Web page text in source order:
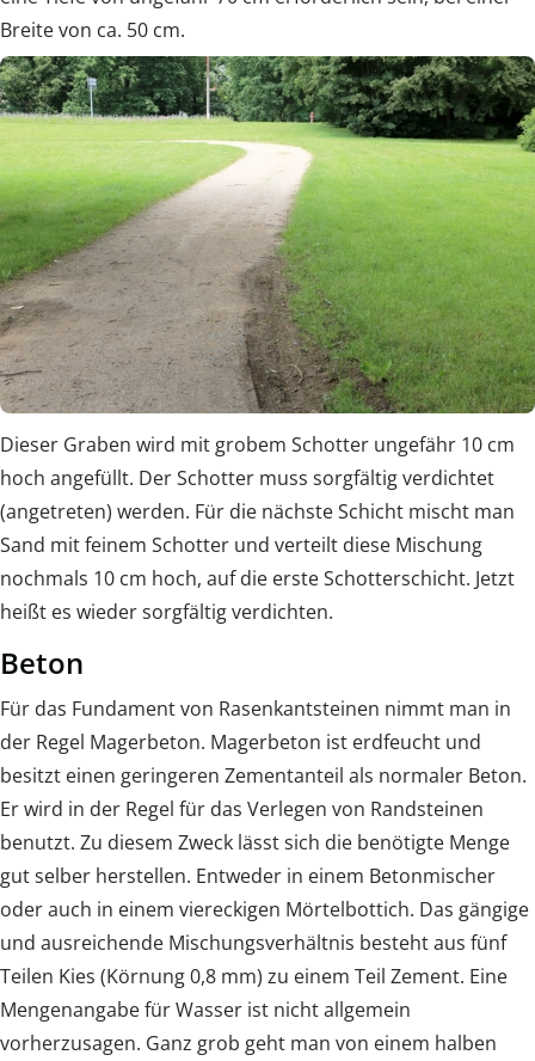
Breite von ca. 50 cm.
Dieser Graben wird mit grobem Schotter ungefähr 10 cm
hoch angefüllt. Der Schotter muss sorgfältig verdichtet
(angetreten) werden. Für die nächste Schicht mischt man
Sand mit feinem Schotter und verteilt diese Mischung
nochmals 10 cm hoch, auf die erste Schotterschicht. Jetzt
heißt es wieder sorgfältig verdichten.
Beton
Für das Fundament von Rasenkantsteinen nimmt man in
der Regel Magerbeton. Magerbeton ist erdfeucht und
besitzt einen geringeren Zementanteil als normaler Beton.
Er wird in der Regel für das Verlegen von Randsteinen
benutzt. Zu diesem Zweck lässt sich die benötigte Menge
gut selber herstellen. Entweder in einem Betonmischer
oder auch in einem viereckigen Mörtelbottich. Das gängige
und ausreichende Mischungsverhältnis besteht aus fünf
Teilen Kies (Körnung 0,8 mm) zu einem Teil Zement. Eine
Mengenangabe für Wasser ist nicht allgemein
vorherzusagen. Ganz grob geht man von einem halben